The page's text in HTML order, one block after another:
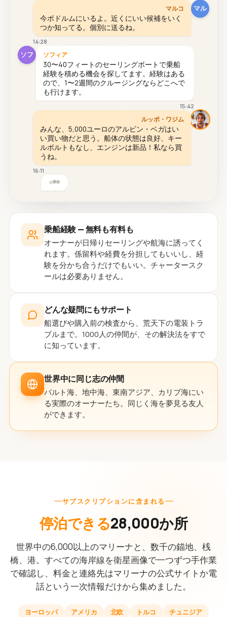
マル
マルコ
今ボドルムにいるよ。近くにいい候補をいく
つか知ってる。個別に送るね。
14:28
ソフ ソフィア
30〜40フィートのセーリングボートで乗船
経験を積める機会を探してます。経験はある
ので、1〜2週間のクルージングならどこへで
も行けます。
15:42
ルッポ・ワジム
みんな、5,000ユーロのアルビン・ベガはい
い買い物だと思う。船体の状態は良好、キー
ルボルトもなし、エンジンは新品！私なら買
うね。
16:11
乗船経験 — 無料も有料も
オーナーが日帰りセーリングや航海に誘ってく
れます。係留料や経費を分担してもいいし、経
験を分かち合うだけでもいい。チャータースク
ールは必要ありません。
どんな疑問にもサポート
船選びや購入前の検査から、荒天下の電装トラ
ブルまで。1000人の仲間が、その解決法をすで
に知っています。
世界中に同じ志の仲間
バルト海、地中海、東南アジア、カリブ海にい
る実際のオーナーたち。同じく海を夢見る友人
ができます。
サブスクリプションに含まれる
停泊できる28,000か所
世界中の6,000以上のマリーナと、数千の錨地、桟
橋、港。すべての海岸線を衛星画像で一つずつ手作業
で確認し、料金と連絡先はマリーナの公式サイトか電
話という一次情報だけから集めました。
ヨーロッパ アメリカ 北欧 トルコ
チュニジア